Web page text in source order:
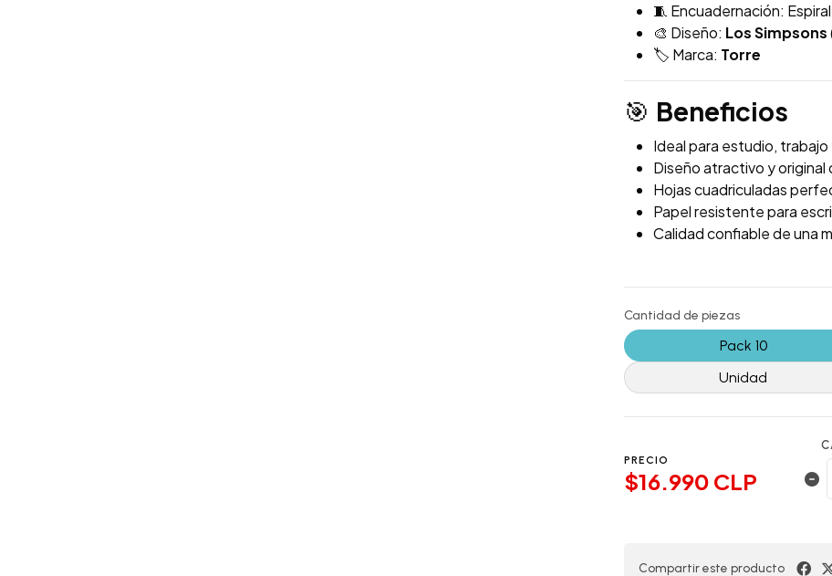
🧵 Encuadernación: Espiral
🎨 Diseño: Los Simpsons
🏷️ Marca: Torre
🎯 Beneficios
Ideal para estudio,
Diseño atractivo y original
Hojas cuadriculadas
Papel resistente para
Calidad confiable de una
Cantidad de piezas
Pack 10
Unidad
PRECIO
$16.990 CLP
Compartir este producto